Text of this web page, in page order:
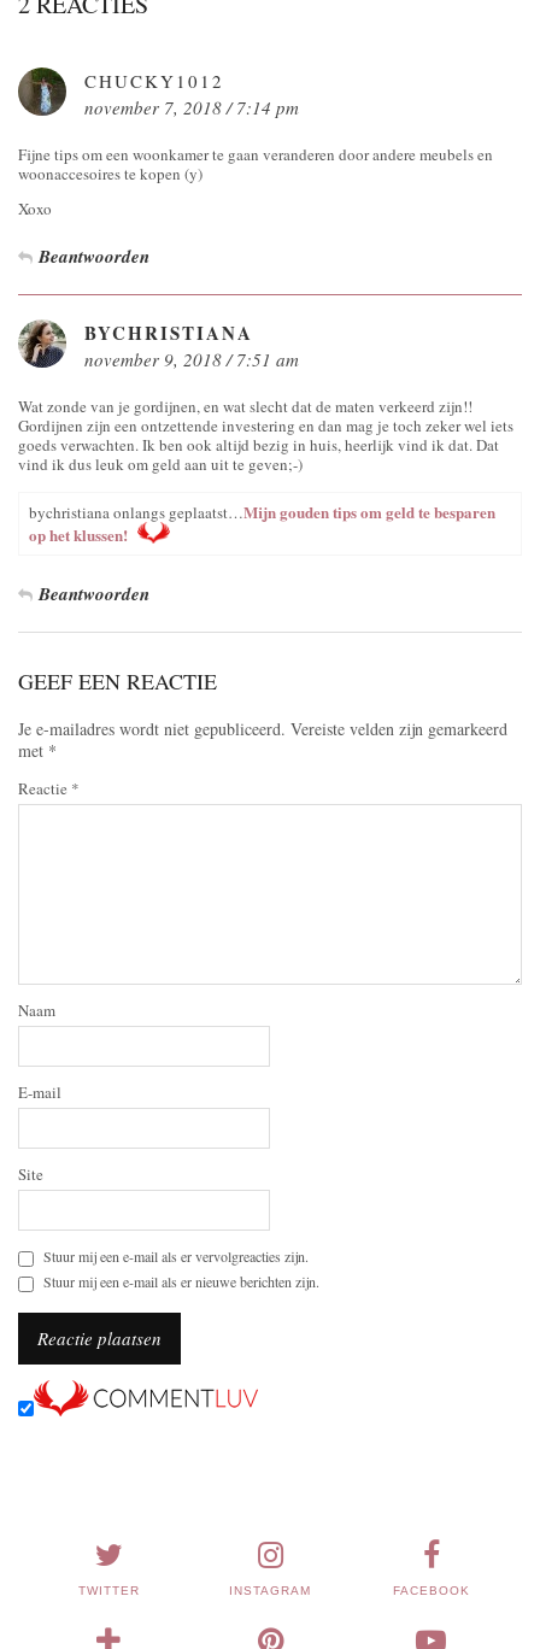
CHUCKY1012
november 7, 2018 / 7:14 pm
Fijne tips om een woonkamer te gaan veranderen door andere meubels en
woonaccesoires te kopen (y)
Xoxo
Beantwoorden
BYCHRISTIANA
november 9, 2018 / 7:51 am
Wat zonde van je gordijnen, en wat slecht dat de maten verkeerd zijn!!
Gordijnen zijn een ontzettende investering en dan mag je toch zeker wel iets
goeds verwachten. Ik ben ook altijd bezig in huis, heerlijk vind ik dat. Dat
vind ik dus leuk om geld aan uit te geven;-)
bychristiana onlangs geplaatst…Mijn gouden tips om geld te besparen
op het klussen!
Beantwoorden
GEEF EEN REACTIE
Je e-mailadres wordt niet gepubliceerd. Vereiste velden zijn gemarkeerd
met *
Reactie *
Naam
E-mail
Site
Stuur mij een e-mail als er vervolgreacties zijn.
Stuur mij een e-mail als er nieuwe berichten zijn.
TWITTER INSTAGRAM FACEBOOK